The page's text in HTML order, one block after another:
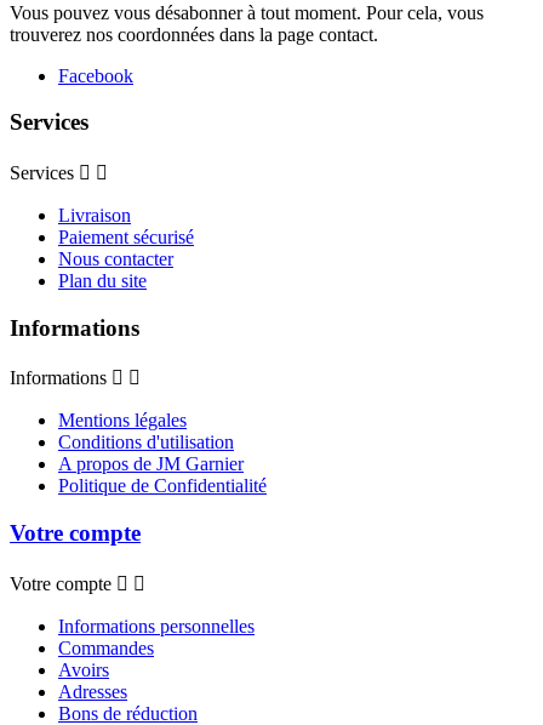
Vous pouvez vous désabonner à tout moment. Pour cela, vous
trouverez nos coordonnées dans la page contact.
Facebook
Services
Services  
Livraison
Paiement sécurisé
Nous contacter
Plan du site
Informations
Informations  
Mentions légales
Conditions d'utilisation
A propos de JM Garnier
Politique de Confidentialité
Votre compte
Votre compte  
Informations personnelles
Commandes
Avoirs
Adresses
Bons de réduction